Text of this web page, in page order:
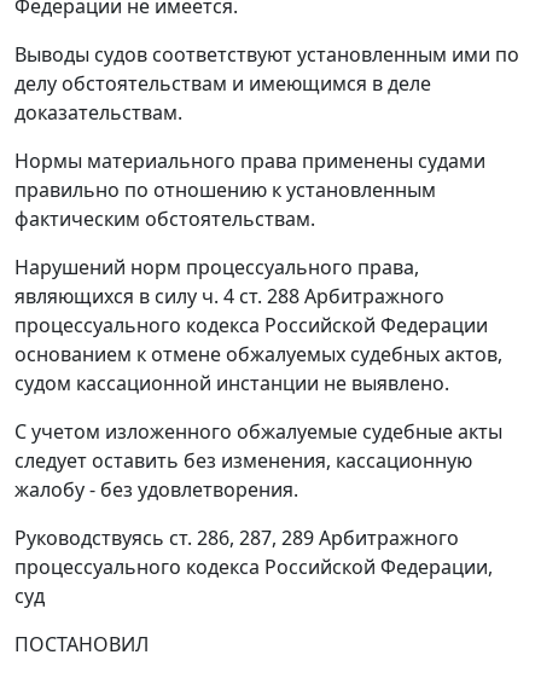
Федерации не имеется.
Выводы судов соответствуют установленным ими по
делу обстоятельствам и имеющимся в деле
доказательствам.
Нормы материального права применены судами
правильно по отношению к установленным
фактическим обстоятельствам.
Нарушений норм процессуального права,
являющихся в силу ч. 4 ст. 288Арбитражного
процессуального кодекса Российской Федерации
основанием к отмене обжалуемых судебных актов,
судом кассационной инстанции не выявлено.
С учетом изложенного обжалуемые судебные акты
следует оставить без изменения, кассационную
жалобу - без удовлетворения.
Руководствуясь ст. 286, 287, 289Арбитражного
процессуального кодекса Российской Федерации,
суд
ПОСТАНОВИЛ